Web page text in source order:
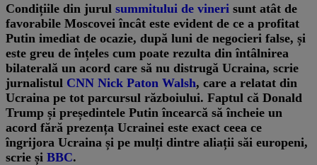
Condițiile din jurul summitului de vineri sunt atât de
favorabile Moscovei încât este evident de ce a profitat
Putin imediat de ocazie, după luni de negocieri false, și
este greu de înțeles cum poate rezulta din întâlnirea
bilaterală un acord care să nu distrugă Ucraina, scrie
jurnalistul CNN Nick Paton Walsh, care a relatat din
Ucraina pe tot parcursul războiului. Faptul că Donald
Trump și președintele Putin încearcă să încheie un
acord fără prezența Ucrainei este exact ceea ce
îngrijora Ucraina și pe mulți dintre aliații săi europeni,
scrie și BBC.